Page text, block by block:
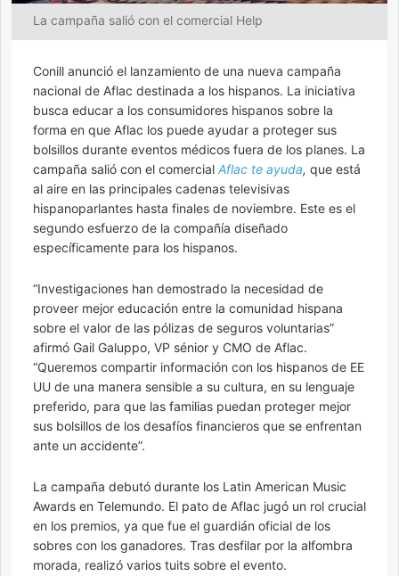
La campaña salió con el comercial Help
Conill anunció el lanzamiento de una nueva campaña
nacional de Aflac destinada a los hispanos. La iniciativa
busca educar a los consumidores hispanos sobre la
forma en que Aflac los puede ayudar a proteger sus
bolsillos durante eventos médicos fuera de los planes. La
campaña salió con el comercial Aflac te ayuda, que está
al aire en las principales cadenas televisivas
hispanoparlantes hasta finales de noviembre. Este es el
segundo esfuerzo de la compañía diseñado
específicamente para los hispanos.
“Investigaciones han demostrado la necesidad de
proveer mejor educación entre la comunidad hispana
sobre el valor de las pólizas de seguros voluntarias”
afirmó Gail Galuppo, VP sénior y CMO de Aflac.
“Queremos compartir información con los hispanos de EE
UU de una manera sensible a su cultura, en su lenguaje
preferido, para que las familias puedan proteger mejor
sus bolsillos de los desafíos financieros que se enfrentan
ante un accidente”.
La campaña debutó durante los Latin American Music
Awards en Telemundo. El pato de Aflac jugó un rol crucial
en los premios, ya que fue el guardián oficial de los
sobres con los ganadores. Tras desfilar por la alfombra
morada, realizó varios tuits sobre el evento.